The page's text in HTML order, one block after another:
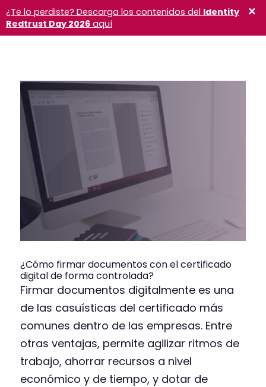
¿Cómo firmar documentos con el certificado
digital de forma controlada?
Firmar documentos digitalmente es una
de las casuísticas del certificado más
comunes dentro de las empresas. Entre
otras ventajas, permite agilizar ritmos de
trabajo, ahorrar recursos a nivel
económico y de tiempo, y dotar de
¿Te lo perdiste? Descarga los contenidos del Identity
Redtrust Day 2026 aquí
×